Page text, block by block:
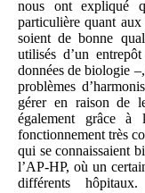
nous ont expliqué
particulière quant
soient de bonne
utilisés d’un
données de biologie
problèmes
gérer en raison de
également grâce
fonctionnement très
qui se connaissaient
l’AP-HP, où un
différents